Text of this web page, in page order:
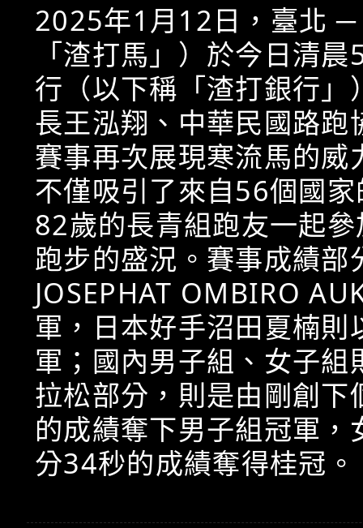
2025年1月12日，臺北
「渣打馬」）於今日清
行（以下稱「渣打銀行
長王泓翔、中華民國路
賽事再次展現寒流馬的
不僅吸引了來自56個國
82歲的長青組跑友一起
跑步的盛況。賽事成績
JOSEPHAT OMBIRO
軍，日本好手沼田夏楠
軍；國內男子組、女子
拉松部分，則是由剛創
的成績奪下男子組冠軍
分34秒的成績奪得桂冠。